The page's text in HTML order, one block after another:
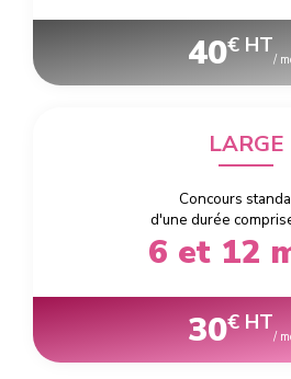
40€ HT
/
LARGE
Concours
d'une durée
6 et 12
30€ HT
/